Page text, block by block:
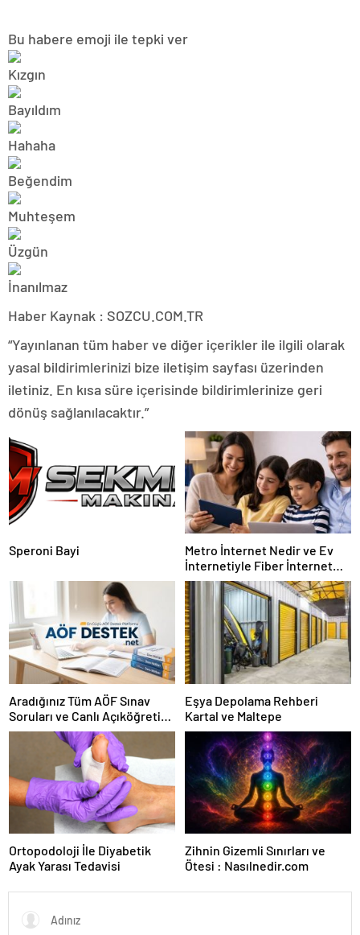
Bu habere emoji ile tepki ver
Haber Kaynak : SOZCU.COM.TR
“Yayınlanan tüm haber ve diğer içerikler ile ilgili olarak
yasal bildirimlerinizi bize iletişim sayfası üzerinden
iletiniz. En kısa süre içerisinde bildirimlerinize geri
dönüş sağlanılacaktır.”
Speroni Bayi
Metro İnternet Nedir ve Ev
İnternetiyle Fiber İnternet
Arasındaki Farklar
Aradığınız Tüm AÖF Sınav
Soruları ve Canlı Açıköğretim
Forumu Burada
Eşya Depolama Rehberi
Kartal ve Maltepe
Ortopodoloji İle Diyabetik
Ayak Yarası Tedavisi
Zihnin Gizemli Sınırları ve
Ötesi : Nasılnedir.com